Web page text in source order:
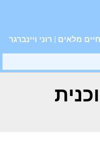
מלאים | רוני ויינברגר